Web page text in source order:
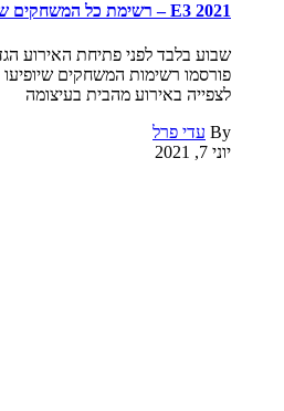
E3 2021 – רשימת כל המשחקים שיופיעו באירוע
שבוע בלבד לפני פתיחת האירוע
לצפייה באירוע מהבית בעיצומה
By עדי פרל
יוני 7, 2021